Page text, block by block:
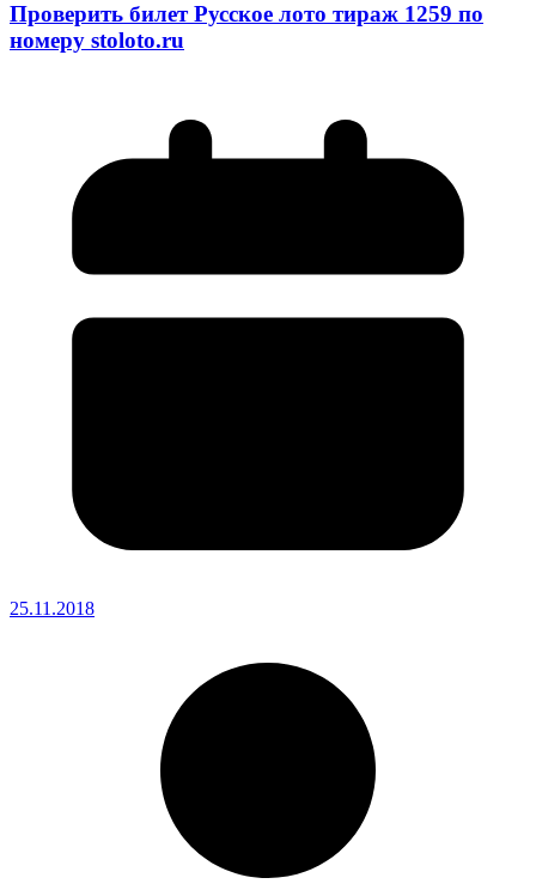
Проверить билет Русское лото тираж 1259 по
номеру stoloto.ru
25.11.2018